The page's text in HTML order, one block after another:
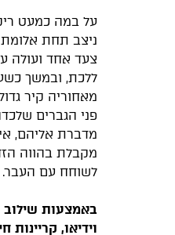
על במה כמעט
ניצב תחת
צעד אחד ועולה
ללכת, ובמשך
מאחוריה קיר
פני הגברים
מדברת אליהם,
מקבלת בהווה
לשוחח עם העבר.
באמצעות
וידיאו, קריינות